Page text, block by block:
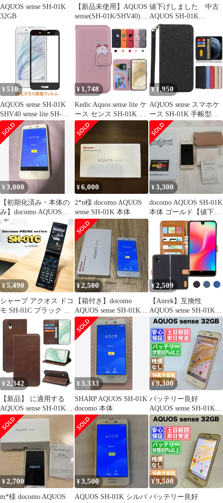
AQUOS sense SH-01K
32GB
【新品未使用】AQUOS
sense(SH-01K/SHV40)
クリア ハードケース
(雲上のハムスター) ハ
ムスター 雲 星 月 イラ
スト グラデーション か
わいい 韓国 cl-cat30-
値下げしました 中古
AQUOS SH-01K
Androidスマートフォン
¥ 510
AQUOS sense SH-01K
SHV40 sense lite SH-
M05 sense basic 702SH
Android One S3 S3-SH
9H 0.26mm 枠黒色 強化
ガラス 液晶保護フィル
ム 2.5D K422
¥ 1,748
Kedic Aquos sense lite ケ
ース センス SH-01K ケ
ース 手帳型 防塵 耐衝
撃TPU素材 シャープ ア
クオス センス SHV40
カバー Aquos sense SH-
01K ケース AQUOS
sense スマホケース 財
布型 1
¥ 1,950
AQUOS sense スマホケ
ース SH-01K 手帳型
SHV40 ケース sense lite
SH-M05 702SH アクオ
ス センス アンドロイド
ワン s3 カバーJaorty 内
蔵マグネット カードポ
ケット スタンド機...(サ
イズ: 03-A
¥3,000
​【初期化済み・本体の
み】docomo AQUOS
sense SH-01K
¥6,000
2*n様 docomo AQUOS
sense SH-01K 本体
¥3,300
docomo AQUOS SH-01K
本体 ゴールド【値下げ
しました】
¥5,490
シャープ アクオス ドコ
モ SH-01C ブラック 携
帯電話 パカパカ
¥2,500
【箱付き】docomo
AQUOS sense SH-01K
ホワイト
¥2,509
【Anrek】互換性
AQUOS sense SH-01K
SHV40 sense lite SH-
M05 sense basic 702SH
Android One S3 対応
SHARP デニム材料 手
帳ケース (ブラック) ア
ンドロイドワンs3 カバ
ー
¥ 2,342
【新品】 に適用する
AQUOS sense SH-01K
SHV40 sense lite SH-
M05 sense basic 702SH
Android One S3 ケース
手帳型 じゅんしょく 高
級PU肌感レザー TPUイ
ンナーシェル カード収
納 人気
¥3,333
SHARP AQUOS SH-01K
docomo 本体
¥9,300
バッテリー良好
AQUOS sense SH-01K
32GB シャンパンゴー
ルド SIMフリー(simロ
ック解除済) 白ロム 中
古 本体 動作確認済
【最短送料無料】G4-
275
¥2,700
m*様 docomo AQUOS
¥3,500
AQUOS SH-01K シルバ
¥9,500
バッテリー良好